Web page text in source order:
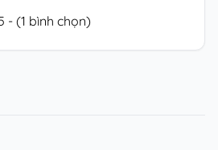
- (1 bình chọn)